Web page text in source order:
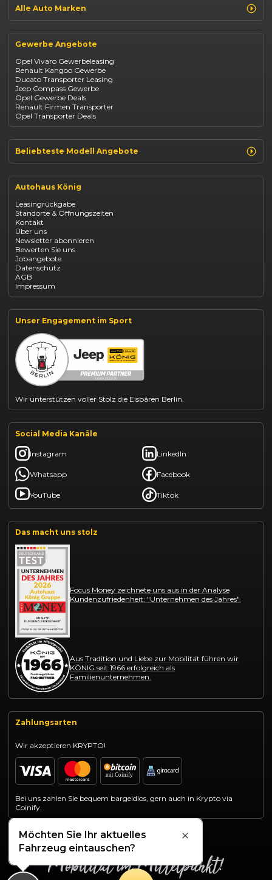
Suzuki Vitara
Suzuki Swift
Mazda CX-30
Alle Auto Marken
Opel
Fiat
Jeep
Suzuki
BYD
Kia
Mazda
Citroën
Abarth
Fiat Professional
Gewerbe Angebote
Opel Vivaro Gewerbeleasing
Renault Kangoo Gewerbe
Ducato Transporter Leasing
Jeep Compass Gewerbe
Opel Gewerbe Deals
Renault Firmen Transporter
Opel Transporter Deals
Beliebteste Modell Angebote
Renault Arkana Leasing
Renault Captur Leasing
Opel Astra leasen
Opel Mokka kaufen
Opel Grandland finanzieren
Opel Vivaro Gewerbeleasing
Fiat 500 finanzieren
Fiat Panda leasen
Dacia Duster finanzieren
Dacia Sandero kaufen
Dacia Jogger leasen
Jeep Compass leasen
Jeep Renegade finanzieren
Suzuki Swift finanzieren
BYD Dolphin finanzieren
Kia Ceed finanzieren
Kia Sportage leasen
Mazda CX-30 finanzieren
Citroën C3 leasen
Autohaus König
Leasingrückgabe
Standorte & Öffnungszeiten
Kontakt
Über uns
Newsletter abonnieren
Bewerten Sie uns
Jobangebote
Datenschutz
AGB
Impressum
Unser Engagement im Sport
Wir unterstützen voller Stolz die Eisbären Berlin.
Social Media Kanäle
Instagram LinkedIn
Whatsapp Facebook
YouTube Tiktok
Das macht uns stolz
Focus Money zeichnete uns aus in der Analyse
Kundenzufriedenheit: "Unternehmen des Jahres".
Aus Tradition und Liebe zur Mobilität führen wir
KÖNIG seit 1966 erfolgreich als
Familienunternehmen.
Zahlungsarten
Wir akzeptieren KRYPTO!
Bei uns zahlen Sie bequem bargeldlos, gern auch in Krypto via
Coinify.
Möchten Sie Ihr aktuelles
Fahrzeug eintauschen?
Schließen